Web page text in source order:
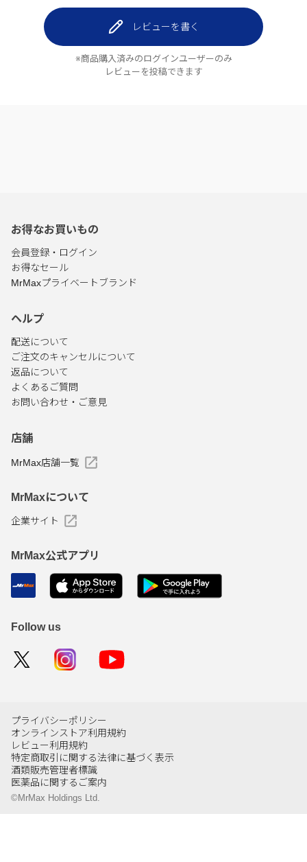
レビューを書く
※商品購入済みのログインユーザーのみ
レビューを投稿できます
お得なお買いもの
会員登録・ログイン
お得なセール
MrMaxプライベートブランド
ヘルプ
配送について
ご注文のキャンセルについて
返品について
よくあるご質問
お問い合わせ・ご意見
店舗
MrMax店舗一覧
MrMaxについて
企業サイト
MrMax公式アプリ
Follow us
プライバシーポリシー
オンラインストア利用規約
レビュー利用規約
特定商取引に関する法律に基づく表示
酒類販売管理者標識
医薬品に関するご案内
©MrMax Holdings Ltd.